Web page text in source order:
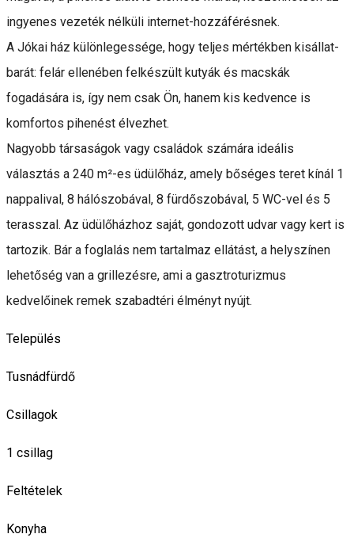
ingyenes vezeték nélküli internet-hozzáférésnek.
A Jókai ház különlegessége, hogy teljes mértékben kisállat-
barát: felár ellenében felkészült kutyák és macskák
fogadására is, így nem csak Ön, hanem kis kedvence is
komfortos pihenést élvezhet.
Nagyobb társaságok vagy családok számára ideális
választás a 240 m²-es üdülőház, amely bőséges teret kínál 1
nappalival, 8 hálószobával, 8 fürdőszobával, 5 WC-vel és 5
terasszal. Az üdülőházhoz saját, gondozott udvar vagy kert is
tartozik. Bár a foglalás nem tartalmaz ellátást, a helyszínen
lehetőség van a grillezésre, ami a gasztroturizmus
kedvelőinek remek szabadtéri élményt nyújt.
Település
Tusnádfürdő
Csillagok
1 csillag
Feltételek
Konyha